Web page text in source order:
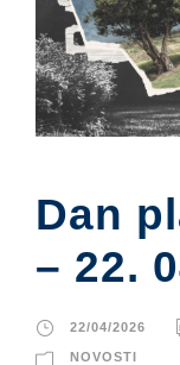
Dan
– 22.
22/04/2026
NOVOSTI